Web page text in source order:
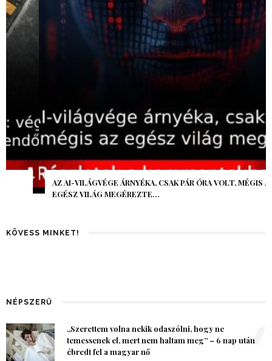
AZ AI-VILÁGVÉGE ÁRNYÉKA, CSAK PÁR ÓRA VOLT, MÉGIS AZ
EGÉSZ VILÁG MEGÉREZTE…
KÖVESS MINKET!
NÉPSZERŰ
„Szerettem volna nekik odaszólni, hogy ne
temessenek el, mert nem haltam meg” – 6 nap után
ébredt fel a magyar nő
1